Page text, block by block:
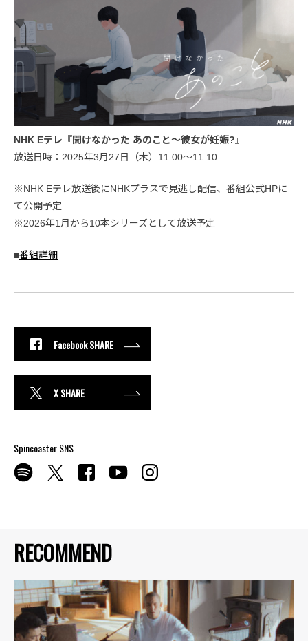
RECOMMEND
NHK Eテレ『聞けなかった あのこと〜彼女が妊娠?』
放送日時：2025年3月27日（木）11:00〜11:10
※NHK Eテレ放送後にNHKプラスで見逃し配信、番組公式HPに
て公開予定
※2026年1月から10本シリーズとして放送予定
■番組詳細
Facebook SHARE
X SHARE
Spincoaster SNS